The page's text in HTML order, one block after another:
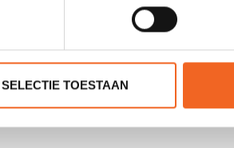
SELECTIE TOESTAAN
TOEVOEGEN